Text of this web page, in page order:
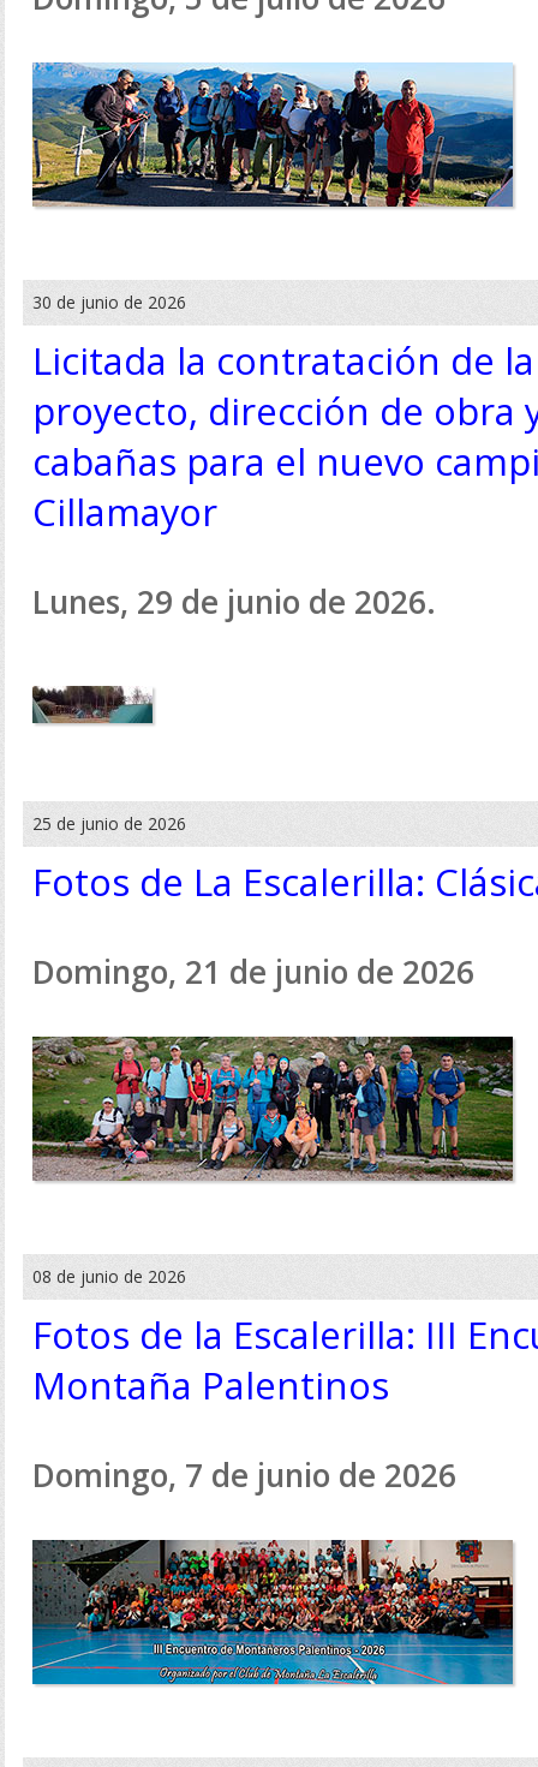
30 de junio de 2026
Licitada la contratación de
proyecto, dirección de obra
cabañas para el nuevo
Cillamayor
Lunes, 29 de junio de 2026.
25 de junio de 2026
Fotos de La Escalerilla:
Domingo, 21 de junio de 2026
08 de junio de 2026
Fotos de la Escalerilla: III
Montaña Palentinos
Domingo, 7 de junio de 2026